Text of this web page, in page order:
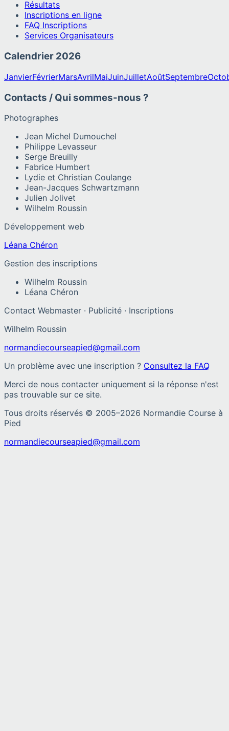
Résultats
Inscriptions en ligne
FAQ Inscriptions
Services Organisateurs
Calendrier 2026
JanvierFévrierMarsAvrilMaiJuinJuilletAoûtSeptembre
Contacts / Qui sommes-nous ?
Photographes
Jean Michel Dumouchel
Philippe Levasseur
Serge Breuilly
Fabrice Humbert
Lydie et Christian Coulange
Jean-Jacques Schwartzmann
Julien Jolivet
Wilhelm Roussin
Développement web
Léana Chéron
Gestion des inscriptions
Wilhelm Roussin
Léana Chéron
Contact Webmaster · Publicité · Inscriptions
Wilhelm Roussin
normandiecourseapied@gmail.com
Un problème avec une inscription ? Consultez la FAQ
Merci de nous contacter uniquement si la réponse n'est
pas trouvable sur ce site.
Tous droits réservés © 2005–2026 Normandie Course à
Pied
normandiecourseapied@gmail.com